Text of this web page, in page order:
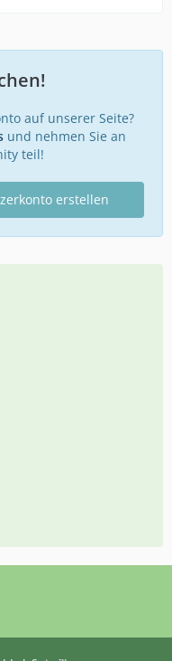
auf unserer Seite?
und nehmen Sie an
teil!
erstellen